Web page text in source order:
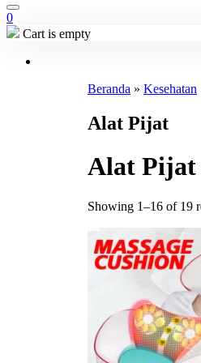
0
Cart is empty
Beranda » Kesehatan
Alat Pijat
Alat Pijat
Showing 1–16 of 19